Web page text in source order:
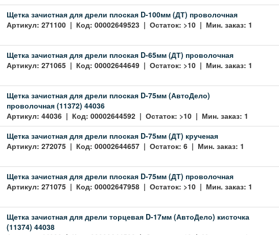
Щетка зачистная для дрели плоская D-100мм (ДТ) проволочная
Артикул: 271100 | Код: 00002649523 | Остаток: >10 | Мин. заказ: 1
Щетка зачистная для дрели плоская D-65мм (ДТ) проволочная
Артикул: 271065 | Код: 00002644649 | Остаток: >10 | Мин. заказ: 1
Щетка зачистная для дрели плоская D-75мм (АвтоДело)
проволочная (11372) 44036
Артикул: 44036 | Код: 00002644592 | Остаток: >10 | Мин. заказ: 1
Щетка зачистная для дрели плоская D-75мм (ДТ) крученая
Артикул: 272075 | Код: 00002644657 | Остаток: 6 | Мин. заказ: 1
Щетка зачистная для дрели плоская D-75мм (ДТ) проволочная
Артикул: 271075 | Код: 00002647958 | Остаток: >10 | Мин. заказ: 1
Щетка зачистная для дрели торцевая D-17мм (АвтоДело) кисточка
(11374) 44038